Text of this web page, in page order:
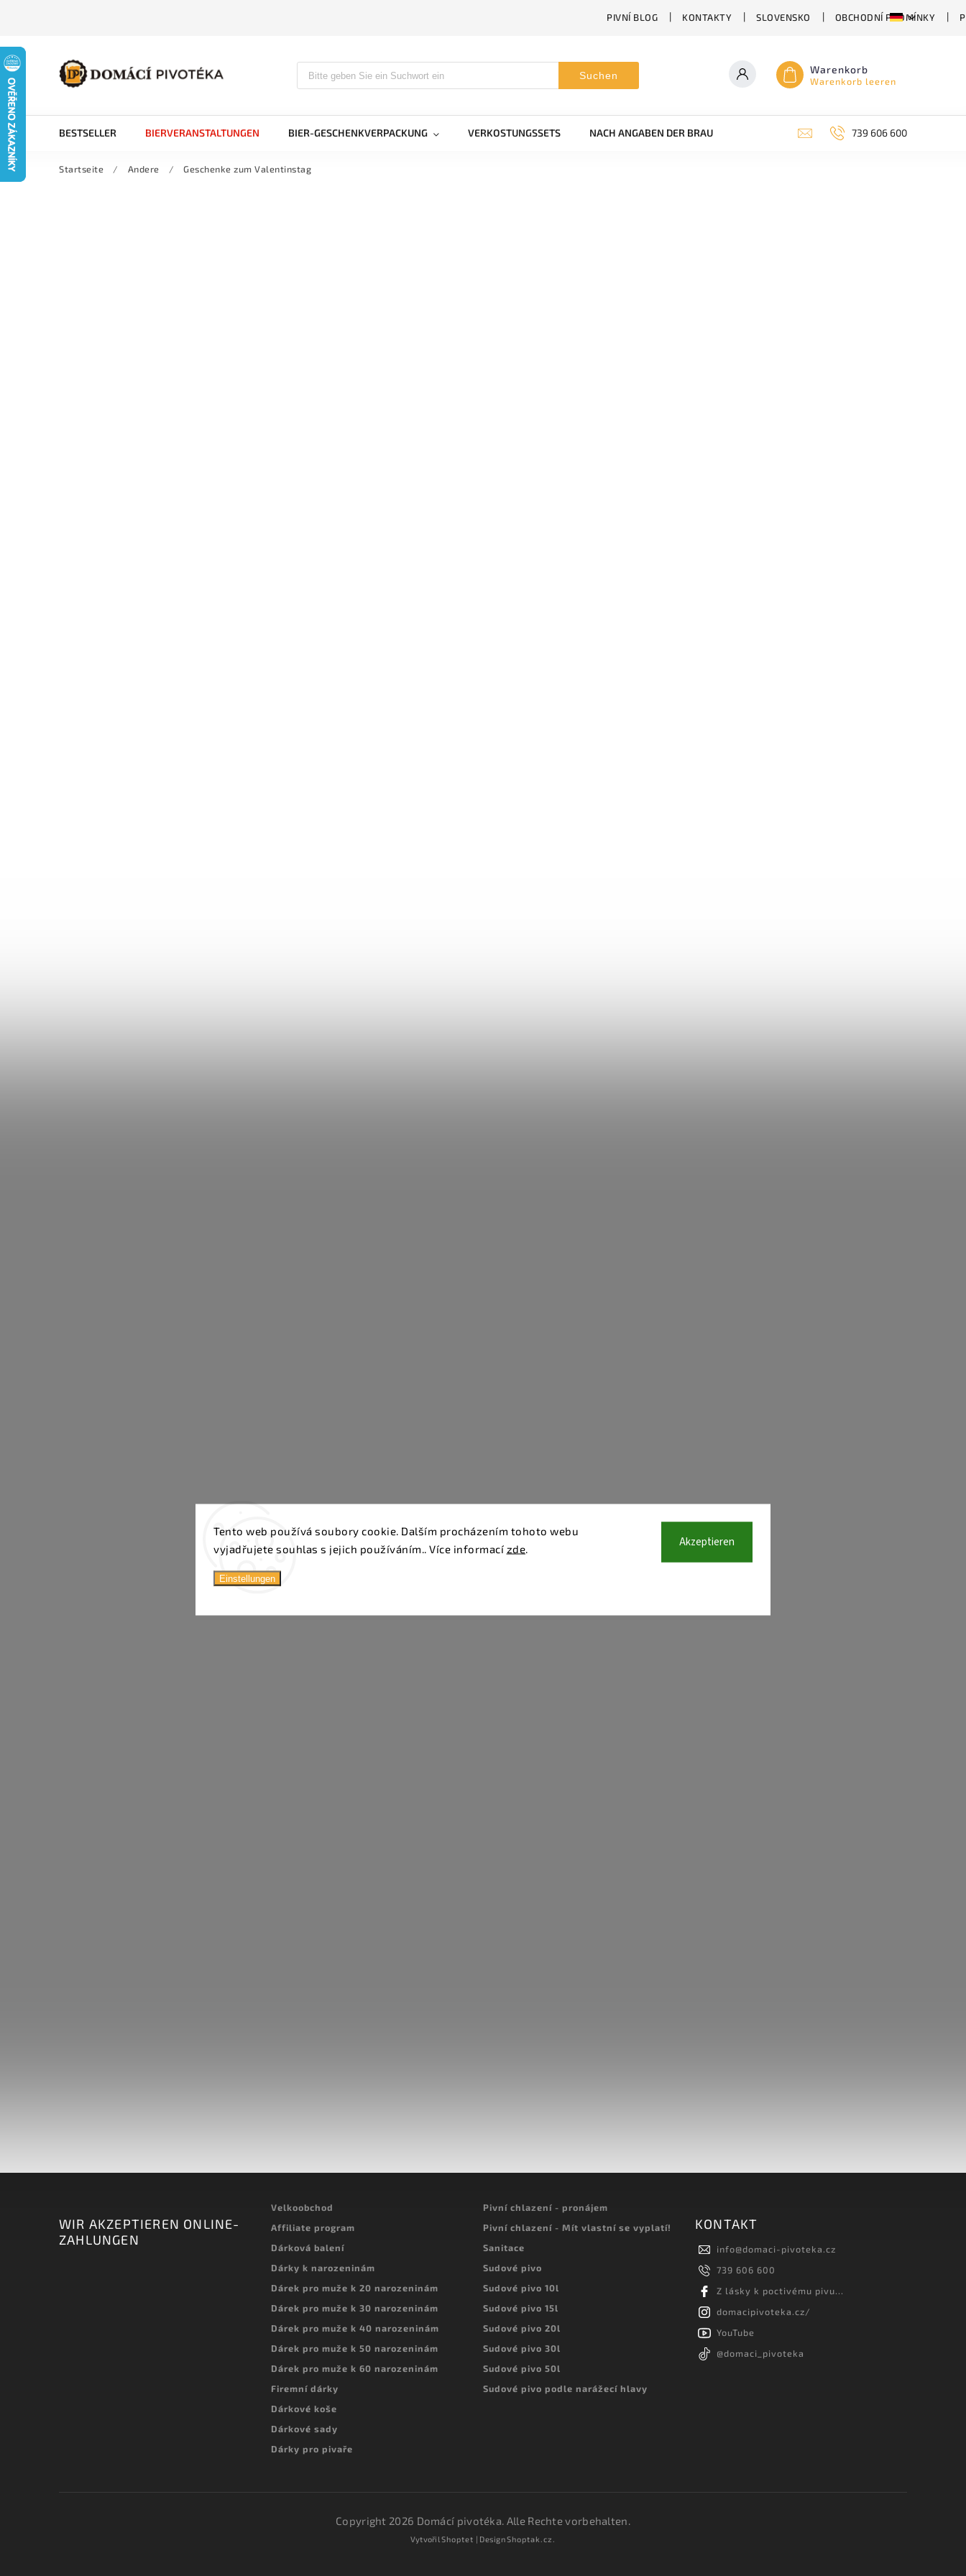
Tento web používá soubory cookie. Dalším procházením tohoto webu
vyjadřujete souhlas s jejich používáním.. Více informací zde
Einstellungen
Akzeptieren
PIVNÍ BLOG KONTAKTY SLOVENSKO OBCHODNÍ PODMÍNKY
Suchen Warenkorb
Warenkorb leeren
BESTSELLER BIERVERANSTALTUNGEN BIER-GESCHENKVERPACKUNG VERKOSTUNGSSETS NACH ANGABEN DER BRAUEREI ABHÄNGIG VON DER BIERSORTE
739 606 600
Startseite / Andere / Geschenke zum Valentinstag
WIR AKZEPTIEREN ONLINE-
ZAHLUNGEN
Velkoobchod
Affiliate program
Dárková balení
Dárky k narozeninám
Dárek pro muže k 20 narozeninám
Dárek pro muže k 30 narozeninám
Dárek pro muže k 40 narozeninám
Dárek pro muže k 50 narozeninám
Dárek pro muže k 60 narozeninám
Firemní dárky
Dárkové koše
Dárkové sady
Dárky pro pivaře
Pivní chlazení - pronájem
Pivní chlazení - Mít vlastní se vyplatí!
Sanitace
Sudové pivo
Sudové pivo 10l
Sudové pivo 15l
Sudové pivo 20l
Sudové pivo 30l
Sudové pivo 50l
Sudové pivo podle narážecí hlavy
KONTAKT
info@domaci-pivoteka.cz
739 606 600
Z lásky k poctivému pivu...
domacipivoteka.cz/
YouTube
@domaci_pivoteka
Copyright 2026 Domácí pivotéka. Alle Rechte vorbehalten.
VytvořilShoptet | DesignShoptak.cz.